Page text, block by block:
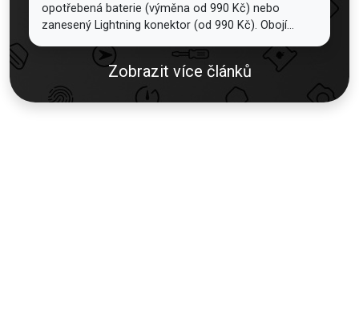
opotřebená baterie (výměna od 990 Kč) nebo
zanesený Lightning konektor (od 990 Kč). Obojí...
Zobrazit více článků